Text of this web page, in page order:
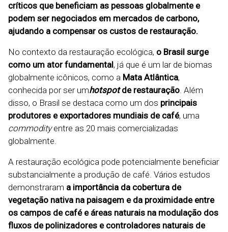
críticos que beneficiam as pessoas globalmente e
podem ser negociados em mercados de carbono,
ajudando a compensar os custos de restauração.
No contexto da restauração ecológica, o Brasil surge
como um ator fundamental, já que é um lar de biomas
globalmente icônicos, como a Mata Atlântica,
conhecida por ser umhotspotde restauração. Além
disso, o Brasil se destaca como um dos principais
produtores e exportadores mundiais de café, uma
commodityentre as 20 mais comercializadas
globalmente.
A restauração ecológica pode potencialmente beneficiar
substancialmente a produção de café. Vários estudos
demonstraram a importância da cobertura de
vegetação nativa na paisagem e da proximidade entre
os campos de café e áreas naturais na modulação dos
fluxos de polinizadores e controladores naturais de